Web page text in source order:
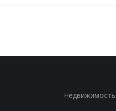
Недвижимость